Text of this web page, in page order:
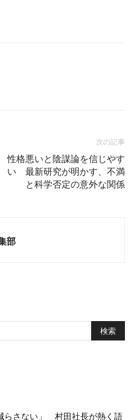
次の記事
性格悪いと陰謀論を信じやす
い 最新研究が明かす、不満
と科学否定の意外な関係
部
らさない」 村田社長が熱く語